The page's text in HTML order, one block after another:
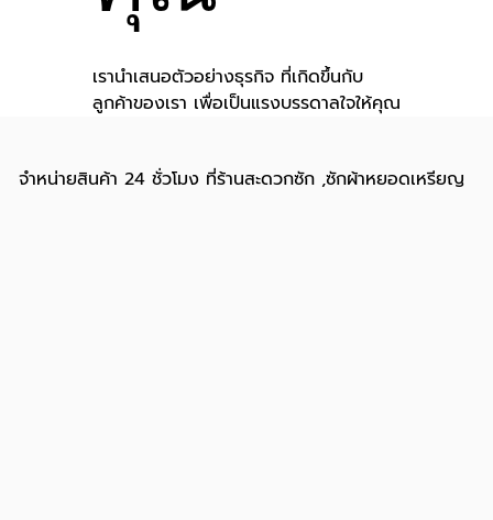
จำหน่ายสินค้า 24 ชั่วโมง ที่ร้านสะดวกซัก ,ซักผ้าหยอดเหรียญ
เรานำเสนอตัวอย่างธุรกิจ ที่เกิดขึ้นกับ
ลูกค้าของเรา เพื่อเป็นแรงบรรดาลใจให้คุณ